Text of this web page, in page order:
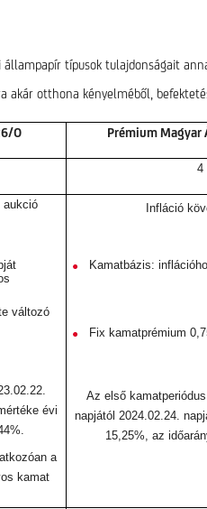
típusok tulajdonságait
otthona kényelméből,
O Prémium
4
aukció
változó
évi
a
kamat
Infláció
Kamatbázis:
Fix kamatprémium
Az első
napjától 2024.02.24.
15,25%, az